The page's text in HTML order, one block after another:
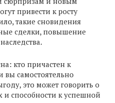
привести к росту
такие сновидения
сделки, повышение
кто причастен к
самостоятельно
это может говорить о
и способности к успешной